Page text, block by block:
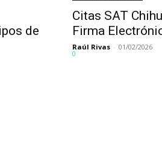
de
Citas SAT
Firma
Raúl Rivas - 01/02/2026
0